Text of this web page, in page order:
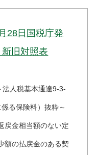
28日国税庁発
旧対照表
人税基本通達9-3-
る保険料）抜粋～
戻金相当額のない定
額の払戻金のある契